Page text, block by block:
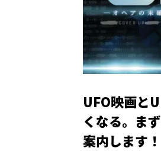
UFO映画と
くなる。ま
案内します！